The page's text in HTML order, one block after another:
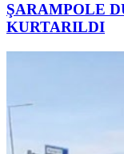
ŞARAMPOLE
KURTARILDI